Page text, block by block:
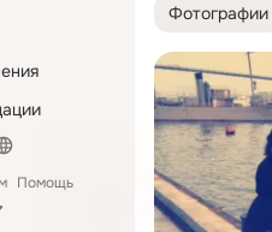
Помощь
Фотографии